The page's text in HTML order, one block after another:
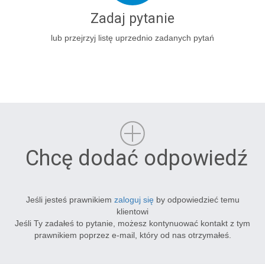
Zadaj pytanie
lub przejrzyj listę uprzednio zadanych pytań
Chcę dodać odpowiedź
Jeśli jesteś prawnikiem zaloguj się by odpowiedzieć temu
klientowi
Jeśli Ty zadałeś to pytanie, możesz kontynuować kontakt z tym
prawnikiem poprzez e-mail, który od nas otrzymałeś.